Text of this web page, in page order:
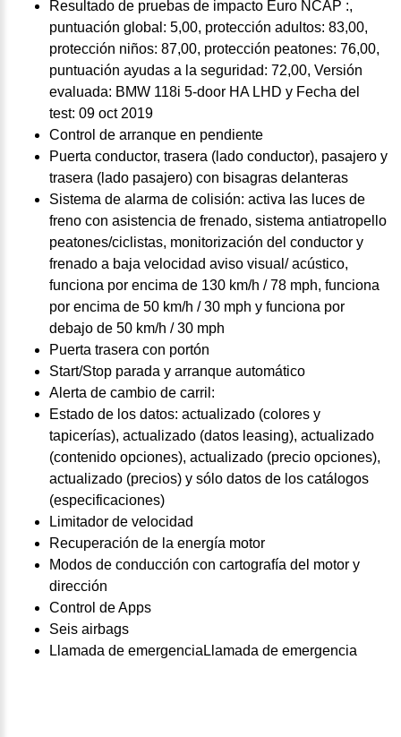
Resultado de pruebas de impacto Euro NCAP :,
puntuación global: 5,00, protección adultos: 83,00,
protección niños: 87,00, protección peatones: 76,00,
puntuación ayudas a la seguridad: 72,00, Versión
evaluada: BMW 118i 5-door HA LHD y Fecha del
test: 09 oct 2019
Control de arranque en pendiente
Puerta conductor, trasera (lado conductor), pasajero y
trasera (lado pasajero) con bisagras delanteras
Sistema de alarma de colisión: activa las luces de
freno con asistencia de frenado, sistema antiatropello
peatones/ciclistas, monitorización del conductor y
frenado a baja velocidad aviso visual/ acústico,
funciona por encima de 130 km/h / 78 mph, funciona
por encima de 50 km/h / 30 mph y funciona por
debajo de 50 km/h / 30 mph
Puerta trasera con portón
Start/Stop parada y arranque automático
Alerta de cambio de carril:
Estado de los datos: actualizado (colores y
tapicerías), actualizado (datos leasing), actualizado
(contenido opciones), actualizado (precio opciones),
actualizado (precios) y sólo datos de los catálogos
(especificaciones)
Limitador de velocidad
Recuperación de la energía motor
Modos de conducción con cartografía del motor y
dirección
Control de Apps
Seis airbags
Llamada de emergenciaLlamada de emergencia